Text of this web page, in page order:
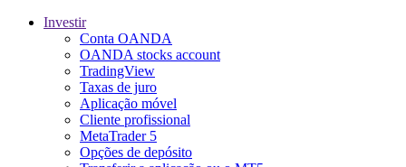
Investir
Conta OANDA
OANDA stocks account
TradingView
Taxas de juro
Aplicação móvel
Cliente profissional
MetaTrader 5
Opções de depósito